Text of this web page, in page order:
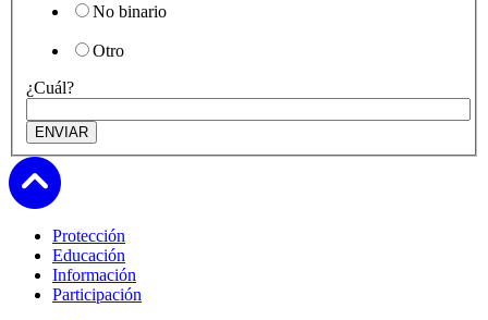
No binario
Otro
¿Cuál?
Protección
Educación
Información
Participación